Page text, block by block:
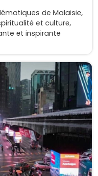
de Malaisie,
et culture,
et inspirante